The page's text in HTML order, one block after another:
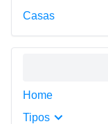
Casas
Home
Tipos